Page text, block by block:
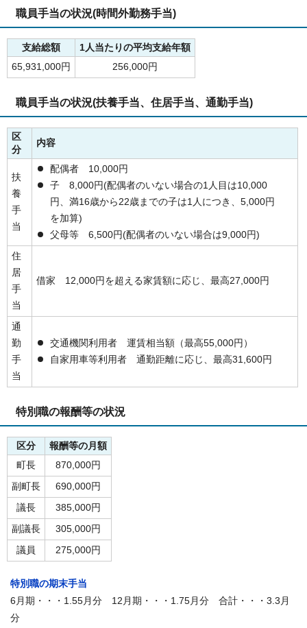
職員手当の状況(時間外勤務手当)
支給総額
1人当たりの平均支給年額
65,931,000円
256,000円
職員手当の状況(扶養手当、住居手当、通勤手当)
区
分
内容
扶
養
手
当
配偶者 10,000円
子 8,000円(配偶者のいない場合の1人目は10,000
円、満16歳から22歳までの子は1人につき、5,000円
を加算)
父母等 6,500円(配偶者のいない場合は9,000円)
住
居
手
当
借家 12,000円を超える家賃額に応じ、最高27,000円
通
勤
手
当
交通機関利用者 運賃相当額（最高55,000円）
自家用車等利用者 通勤距離に応じ、最高31,600円
特別職の報酬等の状況
区分
報酬等の月額
町長
870,000円
副町長 690,000円
議長 385,000円
副議長 305,000円
議員 275,000円
特別職の期末手当
6月期・・・1.55月分 12月期・・・1.75月分 合計・・・3.3月
分